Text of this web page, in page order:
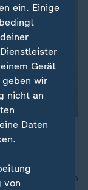
nach oben
ein. Einige
Gerät
wir
nicht an
Daten
von